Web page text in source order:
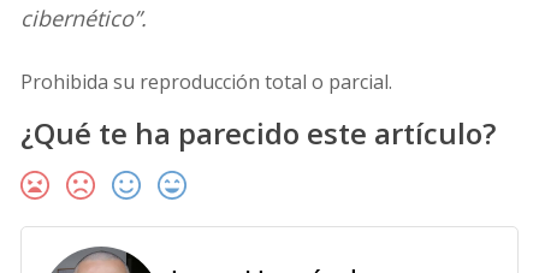
cibernético”.
Prohibida su reproducción total o parcial.
¿Qué te ha parecido este artículo?